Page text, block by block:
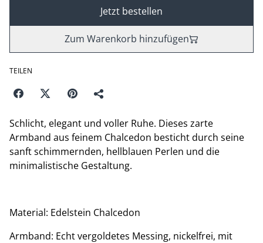
Jetzt bestellen
Zum Warenkorb hinzufügen
TEILEN
Schlicht, elegant und voller Ruhe. Dieses zarte
Armband aus feinem Chalcedon besticht durch seine
sanft schimmernden, hellblauen Perlen und die
minimalistische Gestaltung.
Material: Edelstein Chalcedon
Armband: Echt vergoldetes Messing, nickelfrei, mit